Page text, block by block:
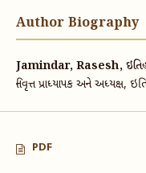
Author Biography
Jamindar, Rasesh,
નિવૃત્ત પ્રાધ્યાપક અને અધ્યક્ષ,
PDF